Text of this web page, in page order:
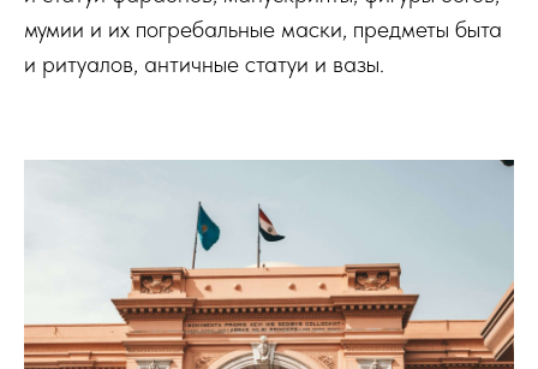
мумии и их погребальные маски, предметы быта
и ритуалов, античные статуи и вазы.